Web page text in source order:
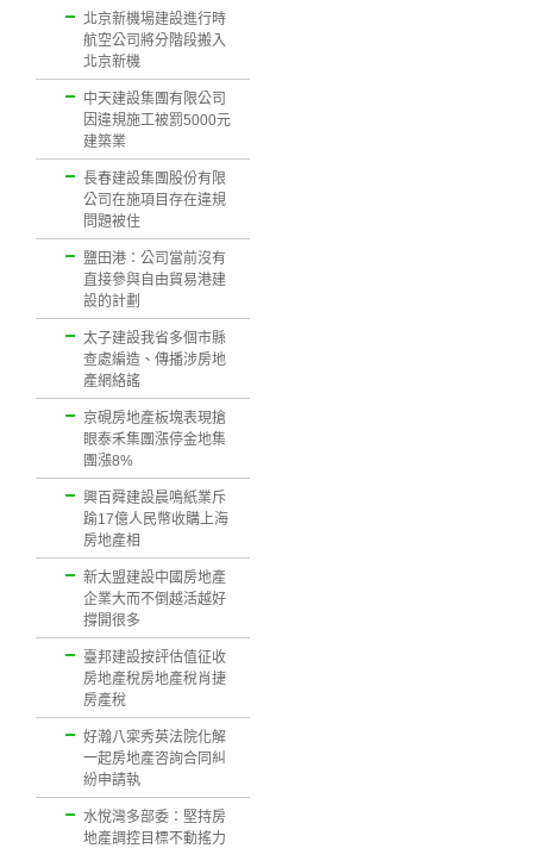
北京新機場建設進行時
航空公司將分階段搬入
北京新機
中天建設集團有限公司
因違規施工被罰5000元
建築業
長春建設集團股份有限
公司在施項目存在違規
問題被住
鹽田港：公司當前沒有
直接參與自由貿易港建
設的計劃
太子建設我省多個市縣
查處編造、傳播涉房地
產網絡謠
京硯房地產板塊表現搶
眼泰禾集團漲停金地集
團漲8%
興百舜建設晨鳴紙業斥
踰17億人民幣收購上海
房地產相
新太盟建設中國房地產
企業大而不倒越活越好
撐開很多
臺邦建設按評估值征收
房地產稅房地產稅肖捷
房產稅
好瀚八寀秀英法院化解
一起房地產咨詢合同糾
紛申請執
水悅灣多部委：堅持房
地產調控目標不動搖力